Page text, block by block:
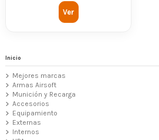
Ver
Inicio
Mejores marcas
Armas Airsoft
Munición y Recarga
Accesorios
Equipamiento
Externas
Internos